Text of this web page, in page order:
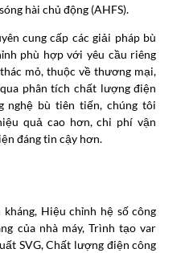
hài chủ động (AHFS).
cung cấp các giải pháp bù
phù hợp với yêu cầu riêng
mỏ, thuộc về thương mại,
phân tích chất lượng điện
nghệ bù tiên tiến, chúng tôi
quả cao hơn, chi phí vận
đáng tin cậy hơn.
Hiệu chỉnh hệ số công
của nhà máy, Trình tạo var
SVG, Chất lượng điện công